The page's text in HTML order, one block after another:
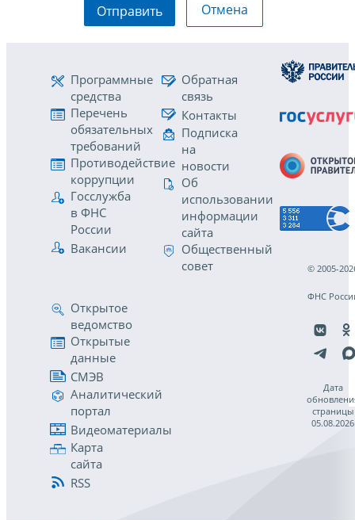
Отправить Отмена
Программные
средства
Перечень
обязательных
требований
Противодействие
коррупции
Госслужба
в ФНС
России
Вакансии
Обратная
связь
Контакты
Подписка
на
новости
Об
использовании
информации
сайта
Общественный
совет
Открытое
ведомство
Открытые
данные
СМЭВ
Аналитический
портал
Видеоматериалы
Карта
сайта
RSS
© 2005-
ФНС
Дата
страницы
05.08.2026